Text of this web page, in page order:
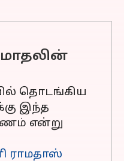
தொடங்கிய
இந்த
என்று
ராமதாஸ்